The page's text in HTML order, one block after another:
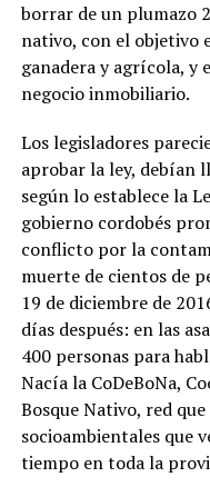
borrar de un plumazo
nativo, con el
ganadera y agrícola,
negocio inmobiliario.
Los legisladores
aprobar la ley, debían
según lo establece la
gobierno cordobés
conflicto por la
muerte de cientos de
19 de diciembre de
días después: en las
400 personas para
Nacía la CoDeBoNa,
Bosque Nativo, red
socioambientales que
tiempo en toda la